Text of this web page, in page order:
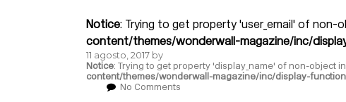
Notice: Trying to get property 'user_email' of non-
content/themes/wonderwall-magazine/inc/
11 agosto, 2017 by
Notice: Trying to get property 'display_name' of non-object in
content/themes/wonderwall-magazine/inc/display-
No Comments